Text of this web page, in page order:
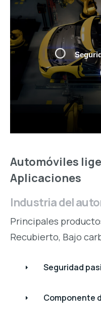
Automóviles
Aplicaciones
Industria del
Principales
Recubierto, Bajo
Seguridad
Componente